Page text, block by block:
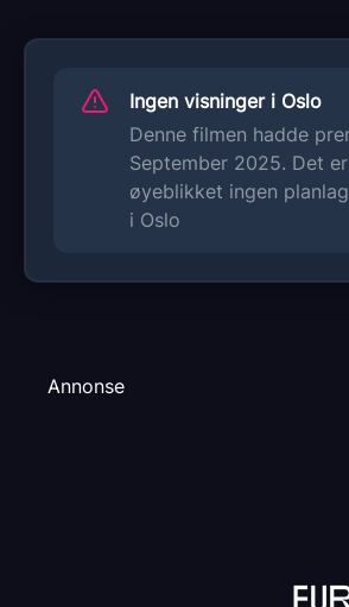
Ingen visninger i Oslo
Denne filmen hadde
September 2025. Det
øyeblikket ingen
i Oslo
Annonse